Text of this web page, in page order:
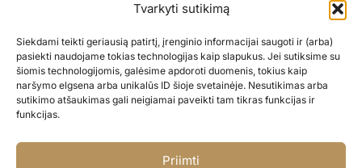
Tvarkyti sutikimą
Siekdami teikti geriausią patirtį, įrenginio informacijai saugoti ir (arba)
pasiekti naudojame tokias technologijas kaip slapukus. Jei sutiksime su
šiomis technologijomis, galėsime apdoroti duomenis, tokius kaip
naršymo elgsena arba unikalūs ID šioje svetainėje. Nesutikimas arba
sutikimo atšaukimas gali neigiamai paveikti tam tikras funkcijas ir
funkcijas.
Priimti
Didmena
Darbų portfolio
Privatumo politika
Parduotuvės politika